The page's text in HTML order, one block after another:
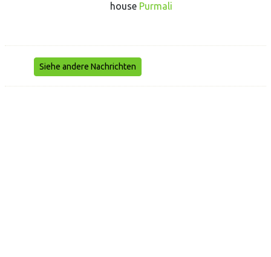
house Purmali
Siehe andere Nachrichten